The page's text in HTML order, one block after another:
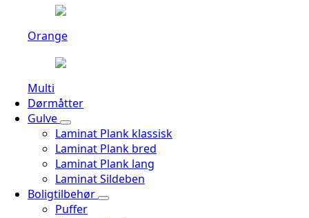
Orange
Multi
Dørmåtter
Gulve
Laminat Plank klassisk
Laminat Plank bred
Laminat Plank lang
Laminat Sildeben
Boligtilbehør
Puffer